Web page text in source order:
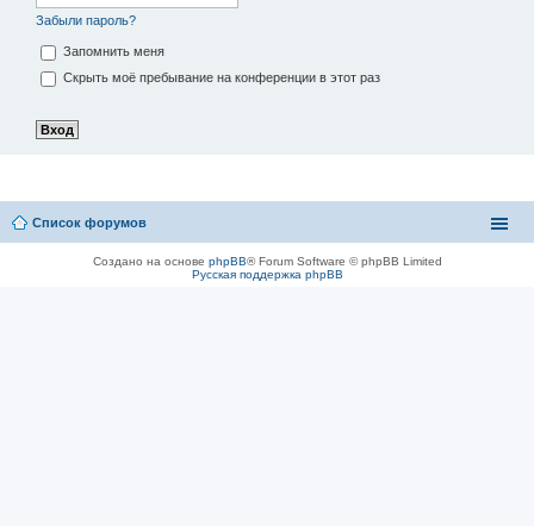
Забыли пароль?
Запомнить меня
Скрыть моё пребывание на конференции в этот раз
Список форумов
Создано на основе phpBB® Forum Software © phpBB Limited
Русская поддержка phpBB